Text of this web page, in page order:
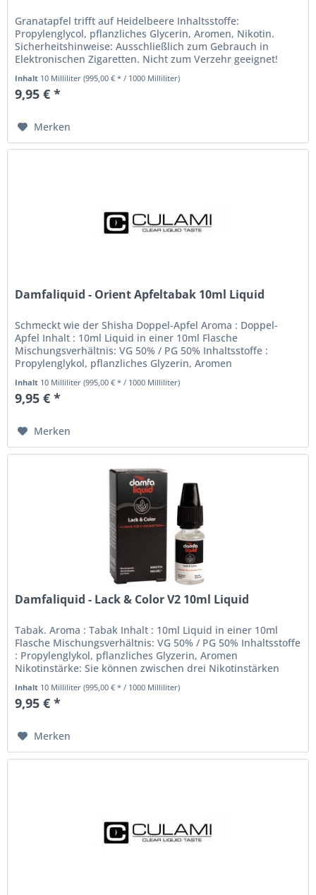
Granatapfel trifft auf Heidelbeere Inhaltsstoffe:
Propylenglycol, pflanzliches Glycerin, Aromen, Nikotin.
Sicherheitshinweise: Ausschließlich zum Gebrauch in
Elektronischen Zigaretten. Nicht zum Verzehr geeignet!
Inhalt 10 Milliliter(995,00 € * / 1000 Milliliter)
9,95 € *
Merken
Damfaliquid - Orient Apfeltabak 10ml Liquid
Schmeckt wie der Shisha Doppel-Apfel Aroma : Doppel-
Apfel Inhalt : 10ml Liquid in einer 10ml Flasche
Mischungsverhältnis: VG 50% / PG 50% Inhaltsstoffe :
Propylenglykol, pflanzliches Glyzerin, Aromen
Nikotinstärke: Sie können zwischen...
Inhalt 10 Milliliter(995,00 € * / 1000 Milliliter)
9,95 € *
Merken
Damfaliquid - Lack & Color V2 10ml Liquid
Tabak. Aroma : Tabak Inhalt : 10ml Liquid in einer 10ml
Flasche Mischungsverhältnis: VG 50% / PG 50% Inhaltsstoffe
: Propylenglykol, pflanzliches Glyzerin, Aromen
Nikotinstärke: Sie können zwischen drei Nikotinstärken
wählen. 0mg 3mg 6mg...
Inhalt 10 Milliliter(995,00 € * / 1000 Milliliter)
9,95 € *
Merken